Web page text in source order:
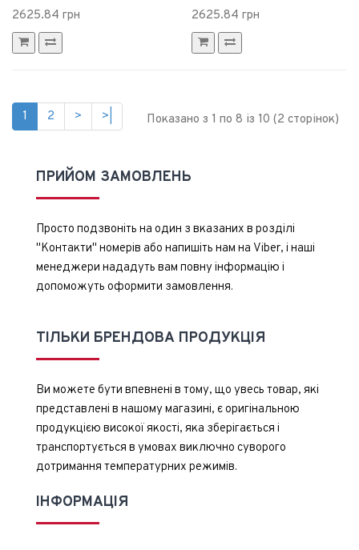
2625.84 грн
2625.84 грн
1 2 > >| Показано з 1 по 8 із 10 (2 сторінок)
ПРИЙОМ ЗАМОВЛЕНЬ
Просто подзвоніть на один з вказаних в розділі
"Контакти" номерів або напишіть нам на Viber, і наші
менеджери нададуть вам повну інформацію і
допоможуть оформити замовлення.
ТІЛЬКИ БРЕНДОВА ПРОДУКЦІЯ
Ви можете бути впевнені в тому, що увесь товар, які
представлені в нашому магазині, є оригінальною
продукцією високої якості, яка зберігається і
транспортується в умовах виключно суворого
дотримання температурних режимів.
ІНФОРМАЦІЯ